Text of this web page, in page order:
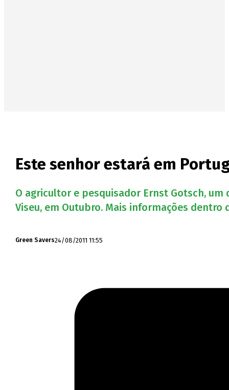
Este senhor estará em
O agricultor e pesquisador Ernst Gotsch,
Viseu, em Outubro. Mais informações dentro
Green Savers24/08/2011 11:55